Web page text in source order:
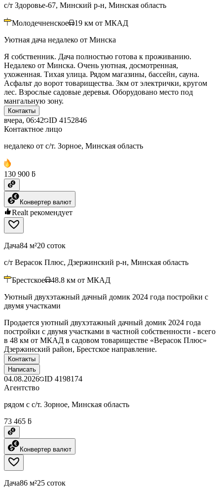
с/т Здоровье-67, Минский р-н, Минская область
Молодечненское 19 км от МКАД
Уютная дача недалеко от Минска
Я собственник. Дача полностью готова к проживанию.
Недалеко от Минска. Очень уютная, досмотренная,
ухоженная. Тихая улица. Рядом магазины, бассейн, сауна.
Асфальт до ворот товарищества. 3км от электрички, кругом
лес. Взрослые садовые деревья. Оборудовано место под
мангальную зону.
Контакты
вчера, 06:42 ID 4152846
Контактное лицо
недалеко от с/т. Зорное, Минская область
130 900 ƃ
Конвертер валют
Realt рекомендует
Дача84 м²20 соток
с/т Верасок Плюс, Дзержинский р-н, Минская область
Брестское 48.8 км от МКАД
Уютный двухэтажный дачный домик 2024 года постройки с
двумя участками
Продается уютный двухэтажный дачный домик 2024 года
постройки с двумя участками в частной собственности - всего
в 48 км от МКАД в садовом товариществе «Верасок Плюс»
Дзержинский район, Брестское направление.
Контакты
Написать
04.08.2026 ID 4198174
Агентство
рядом с с/т. Зорное, Минская область
73 465 ƃ
Конвертер валют
Дача86 м²25 соток